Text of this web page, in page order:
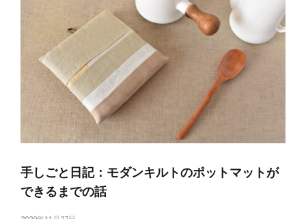
手しごと日記：モダンキルトのポットマットが
できるまでの話